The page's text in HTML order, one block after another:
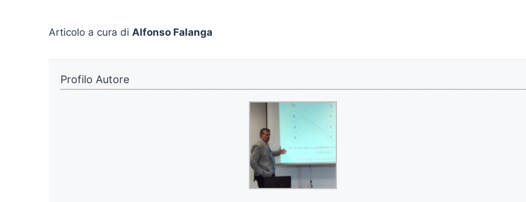
Articolo a cura di Alfonso Falanga
Profilo Autore